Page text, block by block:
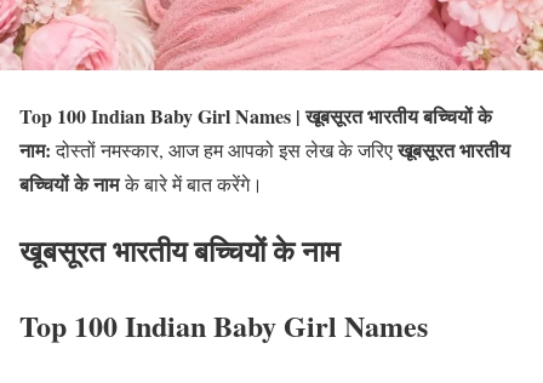
Top 100 Indian Baby Girl Names | खूबसूरत भारतीय बच्चियों के
नाम:दोस्तों नमस्कार, आज हम आपको इस लेख के जरिएखूबसूरत भारतीय
बच्चियों के नाम के बारे में बात करेंगे।
खूबसूरत भारतीय बच्चियों के नाम
Top 100 Indian Baby Girl Names